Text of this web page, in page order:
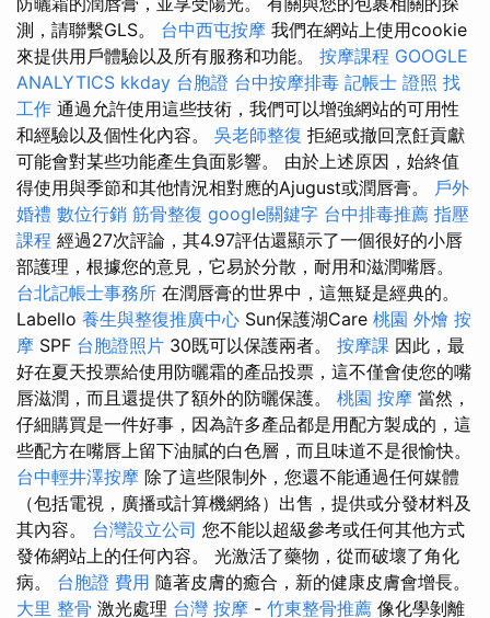
測，請聯繫GLS。 台中西屯按摩 我們在網站上使用cookie
來提供用戶體驗以及所有服務和功能。 按摩課程 GOOGLE
ANALYTICS kkday 台胞證 台中按摩排毒 記帳士 證照 找
工作 通過允許使用這些技術，我們可以增強網站的可用性
和經驗以及個性化內容。 吳老師整復 拒絕或撤回烹飪貢獻
可能會對某些功能產生負面影響。 由於上述原因，始終值
得使用與季節和其他情況相對應的Ajugust或潤唇膏。 戶外
婚禮 數位行銷 筋骨整復 google關鍵字 台中排毒推薦 指壓
課程 經過27次評論，其4.97評估還顯示了一個很好的小唇
部護理，根據您的意見，它易於分散，耐用和滋潤嘴唇。
台北記帳士事務所 在潤唇膏的世界中，這無疑是經典的。
Labello 養生與整復推廣中心 Sun保護湖Care 桃園 外燴 按
摩 SPF 台胞證照片 30既可以保護兩者。 按摩課 因此，最
好在夏天投票給使用防曬霜的產品投票，這不僅會使您的嘴
唇滋潤，而且還提供了額外的防曬保護。 桃園 按摩 當然，
仔細購買是一件好事，因為許多產品都是用配方製成的，這
些配方在嘴唇上留下油膩的白色層，而且味道不是很愉快。
台中輕井澤按摩 除了這些限制外，您還不能通過任何媒體
（包括電視，廣播或計算機網絡）出售，提供或分發材料及
其內容。 台灣設立公司 您不能以超級參考或任何其他方式
發佈網站上的任何內容。 光激活了藥物，從而破壞了角化
病。 台胞證 費用 隨著皮膚的癒合，新的健康皮膚會增長。
大里 整骨 激光處理 台灣 按摩 - 竹東整骨推薦 像化學剝離